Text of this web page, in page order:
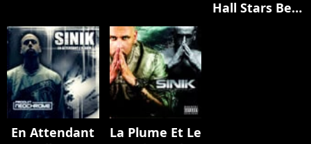
Hall Stars Best
En Attendant
La Plume Et Le